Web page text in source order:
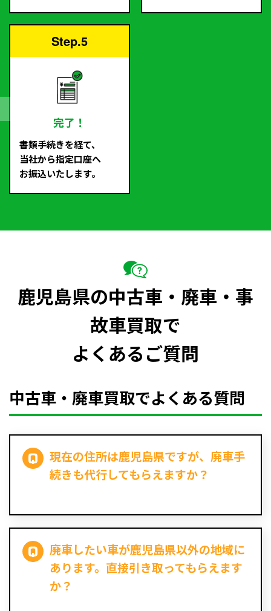
Step.5
完了！
書類手続きを経て、
当社から指定口座へ
お振込いたします。
鹿児島県の中古車・廃車・事
故車買取で
よくあるご質問
中古車・廃車買取でよくある質問
現在の住所は鹿児島県ですが、廃車手
続きも代行してもらえますか？
廃車したい車が鹿児島県以外の地域に
あります。直接引き取ってもらえます
か？